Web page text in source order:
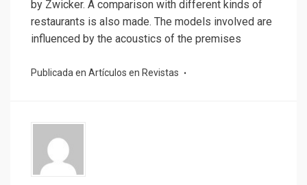
by Zwicker. A comparison with different kinds of
restaurants is also made. The models involved are
influenced by the acoustics of the premises
Publicada en Artículos en Revistas